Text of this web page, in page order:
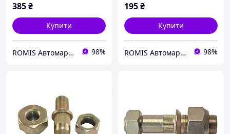
385₴
Купити
ROMIS Автомаркет 98%
195₴
Купити
ROMIS Автомаркет 98%